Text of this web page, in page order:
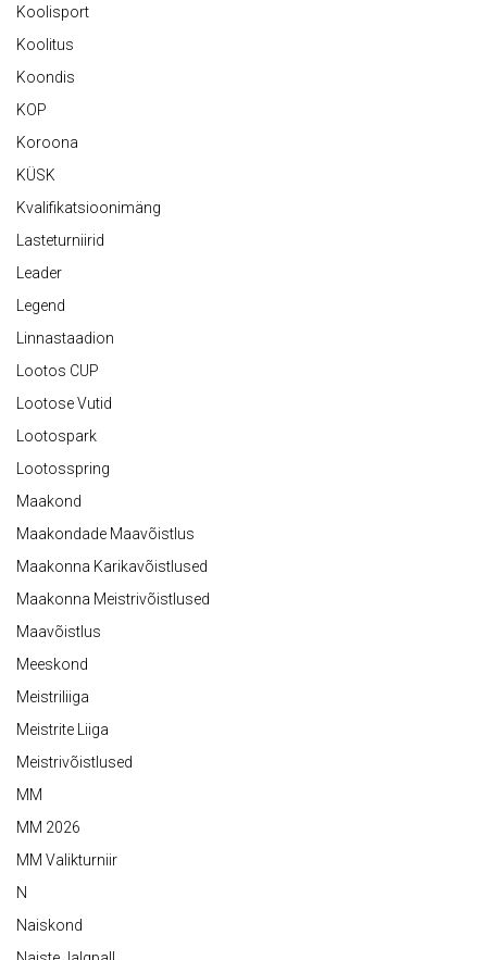
Koolisport
Koolitus
Koondis
KOP
Koroona
KÜSK
Kvalifikatsioonimäng
Lasteturniirid
Leader
Legend
Linnastaadion
Lootos CUP
Lootose Vutid
Lootospark
Lootosspring
Maakond
Maakondade Maavõistlus
Maakonna Karikavõistlused
Maakonna Meistrivõistlused
Maavõistlus
Meeskond
Meistriliiga
Meistrite Liiga
Meistrivõistlused
MM
MM 2026
MM Valikturniir
N
Naiskond